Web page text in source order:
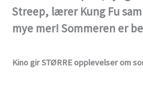
Streep, lærer Kung Fu
mye mer! Sommeren er
Kino gir STØRRE opplevelser om